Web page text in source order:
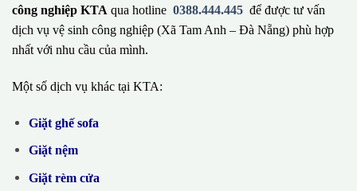
công nghiệp KTA qua hotline 0388.444.445 để được tư vấn
dịch vụ vệ sinh công nghiệp (Xã Tam Anh – Đà Nẵng) phù hợp
nhất với nhu cầu của mình.
Một số dịch vụ khác tại KTA:
Giặt ghế sofa
Giặt nệm
Giặt rèm cửa